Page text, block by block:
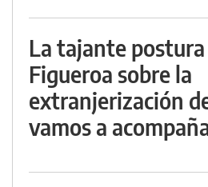
La tajante
Figueroa sobre la
extranjerización
vamos a